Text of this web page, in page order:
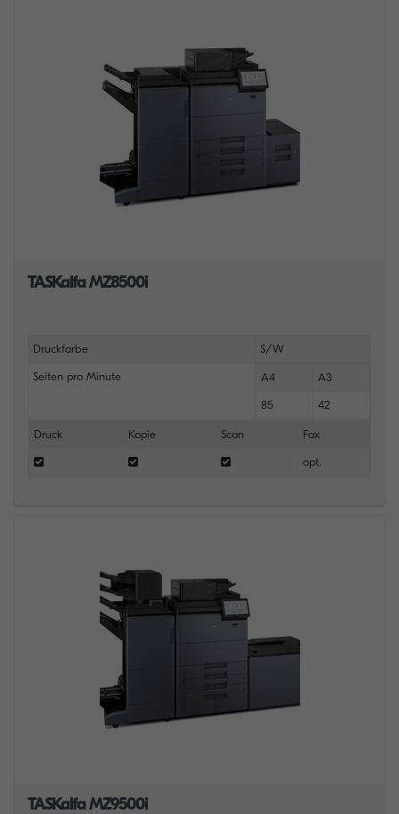
TASKalfa MZ8500i
Druckfarbe S/W
Seiten pro Minute A4 A3
85 42
Druck Kopie Scan Fax
opt.
TASKalfa MZ9500i